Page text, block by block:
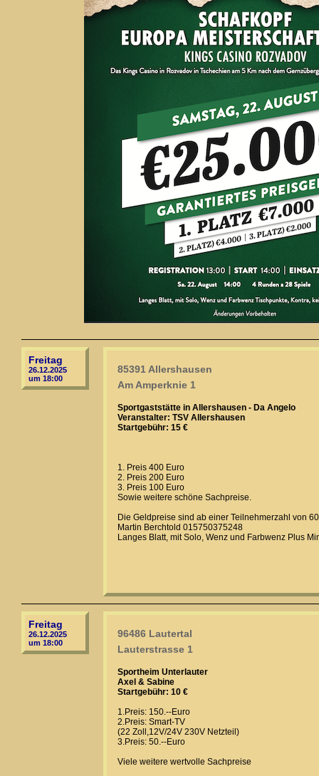
Freitag
26.12.2025
um 18:00
85391 Allershausen
Am Amperknie 1
Sportgaststätte in Allershausen - Da Angelo
Veranstalter: TSV Allershausen
Startgebühr: 15 €
1. Preis 400 Euro
2. Preis 200 Euro
3. Preis 100 Euro
Sowie weitere schöne Sachpreise.
Die Geldpreise sind ab einer Teilnehmerzahl von
Martin Berchtold 015750375248
Langes Blatt, mit Solo, Wenz und Farbwenz Plus
Freitag
26.12.2025
um 18:00
96486 Lautertal
Lauterstrasse 1
Sportheim Unterlauter
Axel & Sabine
Startgebühr: 10 €
1.Preis: 150.--Euro
2.Preis: Smart-TV
(22 Zoll,12V/24V 230V Netzteil)
3.Preis: 50.--Euro
Viele weitere wertvolle Sachpreise